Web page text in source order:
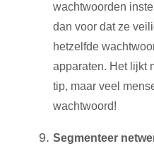
wachtwoorden
dan voor dat ze
hetzelfde
apparaten. Het lijkt
tip, maar veel
wachtwoord!
Segmenteer